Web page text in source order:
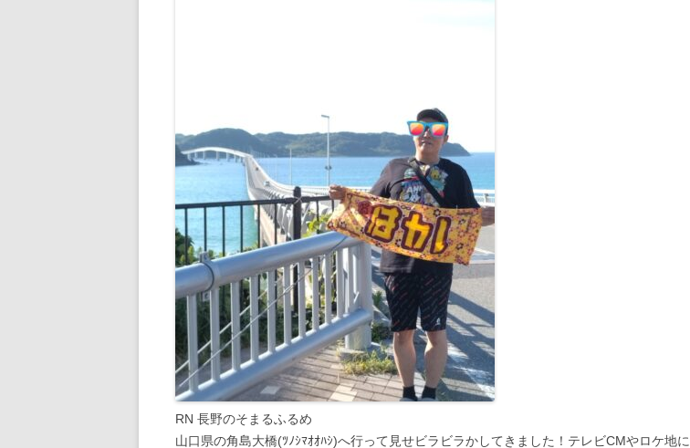
RN 長野のそまるふるめ
山口県の角島大橋(ﾂﾉｼﾏｵｵﾊｼ)へ行って見せビラビラかしてきました！テレビCMやロケ地